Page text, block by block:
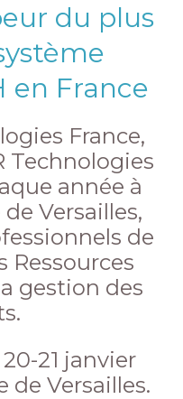
du plus
en France
France,
Technologies
année à
Versailles,
de
Ressources
gestion des
21 janvier
de Versailles.